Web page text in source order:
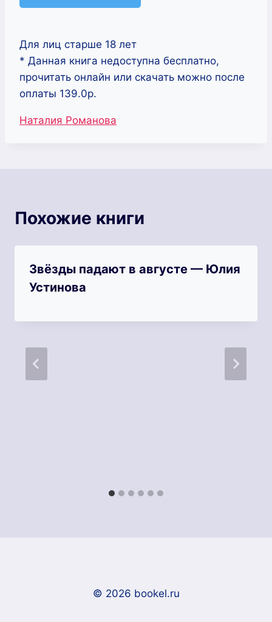
Для лиц старше 18 лет
* Данная книга недоступна бесплатно,
прочитать онлайн или скачать можно после
оплаты 139.0р.
Метки
Наталия Романова
Похожие книги
Звёзды падают в августе — Юлия
Устинова
© 2026 bookel.ru